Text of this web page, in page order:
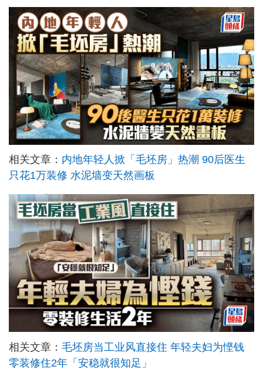
相关文章： 内地年轻人掀「毛坯房」热潮 90后医生
只花1万装修 水泥墙变天然画板
相关文章： 毛坯房当工业风直接住 年轻夫妇为悭钱
零装修住2年「安稳就很知足」